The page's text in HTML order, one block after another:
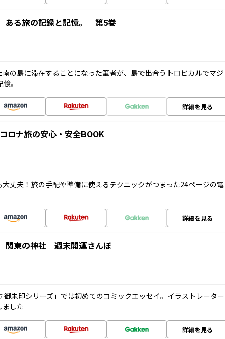
ある旅の記録と記憶。 第5巻
の島に滞在することになった筆者が、島で出合うトロピカルでマジ
。
詳細を見る
ロナ旅の安心・安全BOOK
丈夫！旅の手配や準備に使えるテクニックがつまった24ページの電
詳細を見る
関東の神社 週末開運さんぽ
御朱印シリーズ」では初めてのコミックエッセイ。イラストレーター
ました
詳細を見る